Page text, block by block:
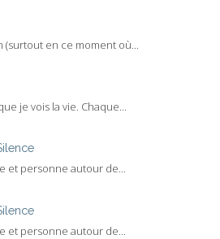
(surtout en ce moment où...
je vois la vie. Chaque...
et personne autour de...
et personne autour de...